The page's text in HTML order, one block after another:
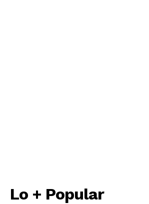
Lo + Popular